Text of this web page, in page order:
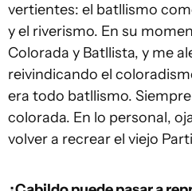
vertientes: el batllismo
y el riverismo. En su
Colorada y Batllista, y me
reivindicando el
era todo batllismo.
colorada. En lo personal,
volver a recrear el viejo